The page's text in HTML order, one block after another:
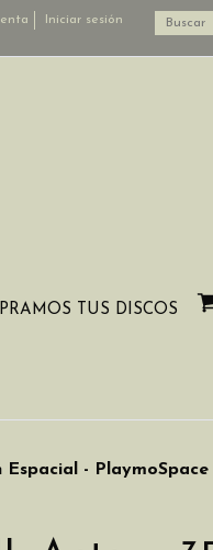
Iniciar sesión
TUS DISCOS
- PlaymoSpace